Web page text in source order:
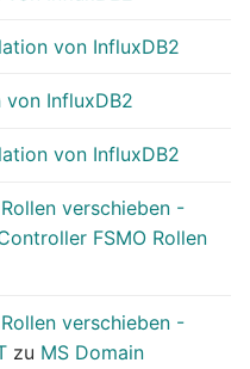
von InfluxDB2
von InfluxDB2
von InfluxDB2
verschieben -
FSMO Rollen
verschieben -
zu MS Domain